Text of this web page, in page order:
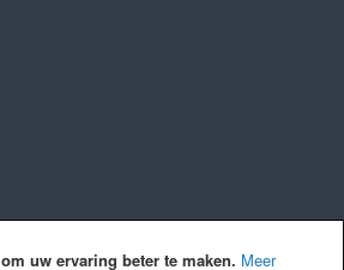
uw ervaring beter te maken. Meer